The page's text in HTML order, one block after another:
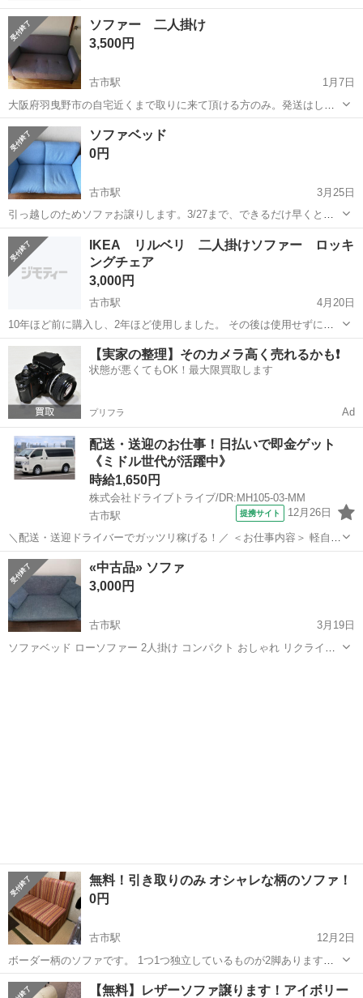
ソファー 二人掛け
3,500円
古市駅
1月7日
大阪府羽曳野市の自宅近くまで取りに来て頂ける方のみ。発送はして
ません。 早く処分したいので宜しくお願いします。 色はグレー サイ
ズ 59×117×高さ69㎝素人寸法 下の脚は取り外し可能
大阪 羽曳野市
ソファベッド
0円
古市駅
3月25日
引っ越しのためソファお譲りします。3/27まで、できるだけ早くとり
にきてくれる方を優先させていただきます。 よろしくおねがいしま
す。
大阪 古市駅 ソファ 譲り
IKEA リルベリ 二人掛けソファー ロッキ
ングチェア
3,000円
古市駅
4月20日
10年ほど前に購入し、2年ほど使用しました。 その後は使用せずに収
納部屋に置いていました。 カバーは2年ほど前に使おうかなと思い当
時の白から黒に替えましたが結局使用せずでした。 10年経っています
ので色褪せや傷もありますが...
大阪 羽曳野市 古市駅 ソファ ソファー
【実家の整理】そのカメラ高く売れるかも❗️
状態が悪くてもOK！最大限買取します
プリフラ Ad
配送・送迎のお仕事！日払いで即金ゲット
《ミドル世代が活躍中》
時給1,650円
株式会社ドライブトライブ/DR:MH105-03-MM
古市駅
提携サイト 12月26日
＼配送・送迎ドライバーでガッツリ稼げる！／ ＜お仕事内容＞ 軽自動
車で宅配ドライバー ■車種・内容：DR:軽自動車 ■商品：雑貨 ■配送
先：個人宅 ■配送件数：日による ＜必須資格＞ 普通免許AT 派遣
社員 ＜充...
大阪 藤井寺市 古市駅 デリバリー
«中古品» ソファ
3,000円
古市駅
3月19日
ソファベッド ローソファー 2人掛け コンパクト おしゃれ リクライニ
無料！引き取りのみ オシャレな柄のソファ！
0円
古市駅
12月2日
ボーダー柄のソファです。 1つ1つ独立しているものが2脚あります。
直接の引き取りのみ対応させていただきます。
大阪 羽曳野市 古市駅 ソファ 無料
【無料】レザーソファ譲ります！アイボリー